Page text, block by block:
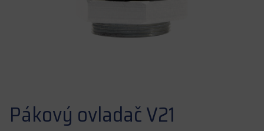
Pákový ovladač V21